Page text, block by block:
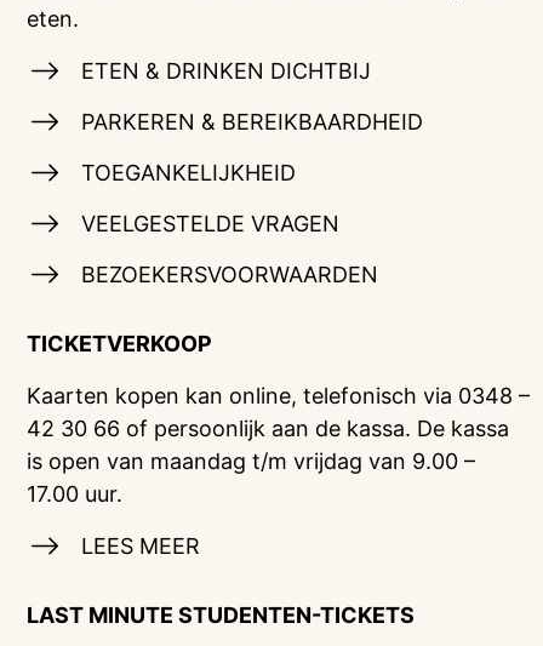
eten.
ETEN & DRINKEN DICHTBIJ
PARKEREN & BEREIKBAARDHEID
TOEGANKELIJKHEID
VEELGESTELDE VRAGEN
BEZOEKERSVOORWAARDEN
TICKETVERKOOP
Kaarten kopen kan online, telefonisch via 0348 –
42 30 66 of persoonlijk aan de kassa. De kassa
is open van maandag t/m vrijdag van 9.00 –
17.00 uur.
LEES MEER
LAST MINUTE STUDENTEN-TICKETS